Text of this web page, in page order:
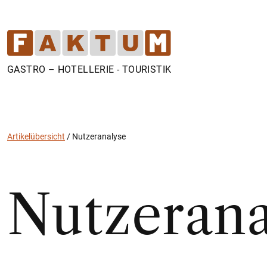
GASTRO – HOTELLERIE - TOURISTIK
Artikelübersicht / Nutzeranalyse